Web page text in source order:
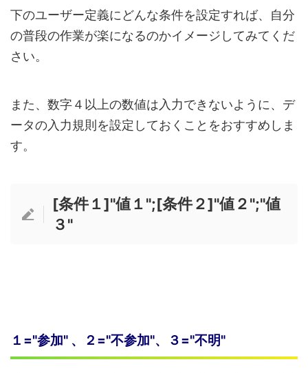
下のユーザー定義にどんな条件を設定すれば、自分
の普段の作業が楽になるのかイメージしてみてくだ
さい。
また、数字４以上の数値は入力できないように、デ
ータの入力規則を設定しておくことをおすすめしま
す。
[条件１]"値１";[条件２]"値２";"値
３"
１="参加" 、２="不参加"、３="不明"